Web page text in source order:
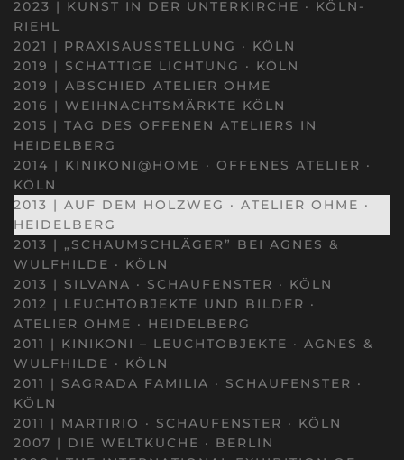
2023 | KUNST IN DER UNTERKIRCHE · KÖLN-
RIEHL
2021 | PRAXISAUSSTELLUNG · KÖLN
2019 | SCHATTIGE LICHTUNG · KÖLN
2019 | ABSCHIED ATELIER OHME
2016 | WEIHNACHTSMÄRKTE KÖLN
2015 | TAG DES OFFENEN ATELIERS IN
HEIDELBERG
2014 | KINIKONI@HOME · OFFENES ATELIER ·
KÖLN
2013 | AUF DEM HOLZWEG · ATELIER OHME ·
HEIDELBERG
2013 | „SCHAUMSCHLÄGER” BEI AGNES &
WULFHILDE · KÖLN
2013 | SILVANA · SCHAUFENSTER · KÖLN
2012 | LEUCHTOBJEKTE UND BILDER ·
ATELIER OHME · HEIDELBERG
2011 | KINIKONI – LEUCHTOBJEKTE · AGNES &
WULFHILDE · KÖLN
2011 | SAGRADA FAMILIA · SCHAUFENSTER ·
KÖLN
2011 | MARTIRIO · SCHAUFENSTER · KÖLN
2007 | DIE WELTKÜCHE · BERLIN